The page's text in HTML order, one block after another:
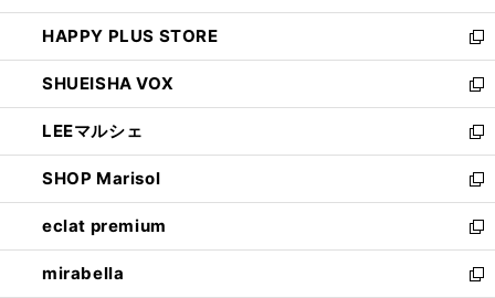
ン
ド
ウ
で
開
く
ウ
ィ
ン
ド
ウ
で
開
く
し
い
ウ
ィ
ン
ド
ウ
で
開
く
HAPPY PLUS STORE
新
し
い
ウ
ィ
ン
ド
ウ
で
開
く
SHUEISHA VOX
新
し
い
ウ
ィ
ン
ド
ウ
で
LEEマルシェ
新
し
い
ウ
ィ
ン
ド
SHOP Marisol
新
し
い
ウ
ィ
eclat premium
新
し
い
mirabella
新